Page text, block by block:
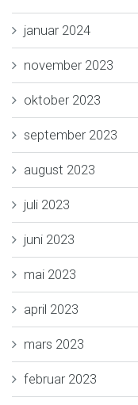
januar 2024
november 2023
oktober 2023
september 2023
august 2023
juli 2023
juni 2023
mai 2023
april 2023
mars 2023
februar 2023